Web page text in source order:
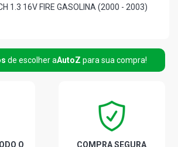
1.3 16V FIRE GASOLINA (2000 - 2003)
ELX SW 1.0 16V FIRE GASOLINA (2000 -
ELX SW 1.3 16V FIRE GASOLINA (2000 -
de escolher aAutoZ para sua compra!
O COMPRA SEGURA